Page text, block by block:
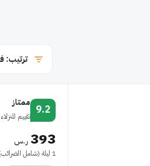
9.2
ممتاز
تقييم للنزلاء 6,809
393 ر.س
1 ليلة (شامل الضرائب) · 1 غرفة